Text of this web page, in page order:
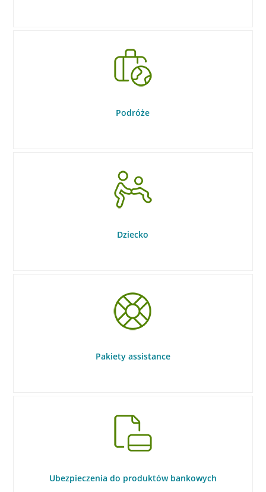
Podróże
Dziecko
Pakiety assistance
Ubezpieczenia do produktów bankowych